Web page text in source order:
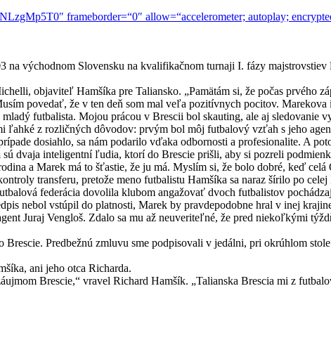
frameborder=“0″ allow=“accelerometer; autoplay;
východnom Slovensku na kvalifikačnom turnaji I. fázy
objaviteľ Hamšíka pre Taliansko. „Pamätám si, že počas prvého
povedať, že v ten deň som mal veľa pozitívnych pocitov.
futbalista. Mojou prácou v Brescii bol skauting, ale aj sledovanie
z rozličných dôvodov: prvým bol môj futbalový vzťah s jeho
dosiahlo, sa nám podarilo vďaka odbornosti a profesionalite. A
dvaja inteligentní ľudia, ktorí do Brescie prišli, aby si pozreli
a Marek má to šťastie, že ju má. Myslím si, že bolo dobré, keď
transferu, pretože meno futbalistu Hamšíka sa naraz šírilo po
federácia dovolila klubom angažovať dvoch futbalistov
nebol vstúpil do platnosti, Marek by pravdepodobne hral v inej
Juraj Vengloš. Zdalo sa mu až neuveriteľné, že pred niekoľkými
Predbežnú zmluvu sme podpisovali v jedálni, pri okrúhlom
ani jeho otca Richarda.
Brescie,“ vravel Richard Hamšík. „Talianska Brescia mi z